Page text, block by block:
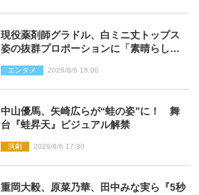
現役薬剤師グラドル、白ミニ丈トップス
姿の抜群プロポーションに「素晴らしす
エンタメ 2026/8/6 18:00
中山優馬、矢崎広らが“蛙の姿”に！ 舞
台『蛙昇天』ビジュアル解禁
演劇 2026/8/6 17:30
重岡大毅、原菜乃華、田中みな実ら『5秒